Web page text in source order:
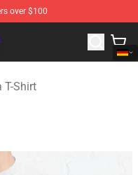
over $100
Merchandise Store
T-Shirt